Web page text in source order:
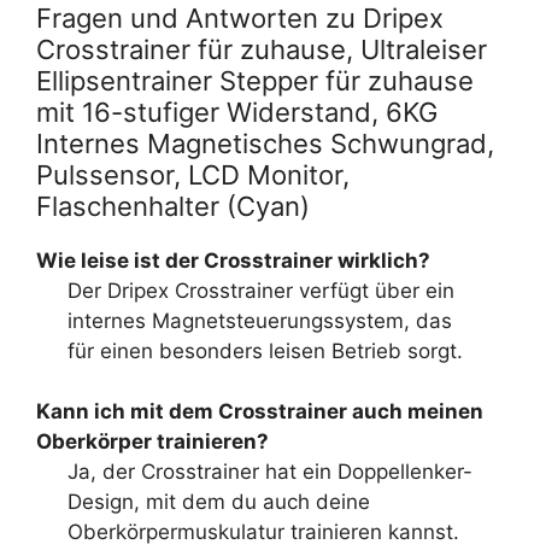
Fragen und Antworten zu Dripex
Crosstrainer für zuhause, Ultraleiser
Ellipsentrainer Stepper für zuhause
mit 16-stufiger Widerstand, 6KG
Internes Magnetisches Schwungrad,
Pulssensor, LCD Monitor,
Flaschenhalter (Cyan)
Wie leise ist der Crosstrainer wirklich?
Der Dripex Crosstrainer verfügt über ein
internes Magnetsteuerungssystem, das
für einen besonders leisen Betrieb sorgt.
Kann ich mit dem Crosstrainer auch meinen
Oberkörper trainieren?
Ja, der Crosstrainer hat ein Doppellenker-
Design, mit dem du auch deine
Oberkörpermuskulatur trainieren kannst.